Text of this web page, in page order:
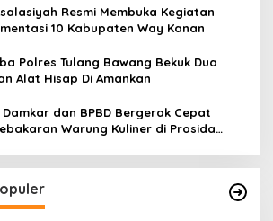
Resmi Membuka Kegiatan
10 Kabupaten Way Kanan
Polres Tulang Bawang Bekuk Dua
Alat Hisap Di Amankan
Damkar dan BPBD Bergerak Cepat
Warung Kuliner di Prosida